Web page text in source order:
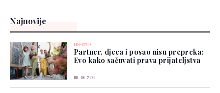
Najnovije
LIFESTYLE
Partner, djeca i posao nisu prepreka:
Evo kako sačuvati prava prijateljstva
06. 08. 2026.